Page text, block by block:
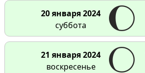
20 января 2024
суббота
21 января 2024
воскресенье